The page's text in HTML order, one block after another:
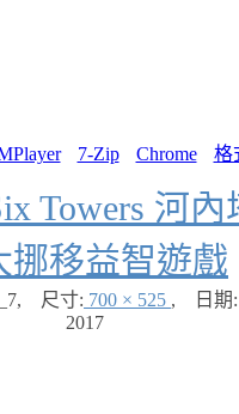
7-Zip Chrome 格
Towers 河內
挪移益智遊戲
, 尺寸: 700 × 525 , 日期:
2017